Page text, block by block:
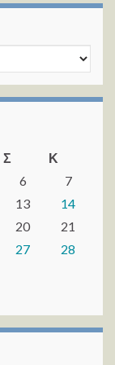
Σ
Κ
6
7
13
14
20
21
27
28